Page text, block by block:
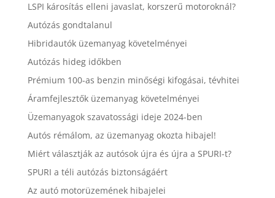
LSPI károsítás elleni javaslat, korszerű motoroknál?
Autózás gondtalanul
Hibridautók üzemanyag követelményei
Autózás hideg időkben
Prémium 100-as benzin minőségi kifogásai, tévhitei
Áramfejlesztők üzemanyag követelményei
Üzemanyagok szavatossági ideje 2024-ben
Autós rémálom, az üzemanyag okozta hibajel!
Miért választják az autósok újra és újra a SPURI-t?
SPURI a téli autózás biztonságáért
Az autó motorüzemének hibajelei